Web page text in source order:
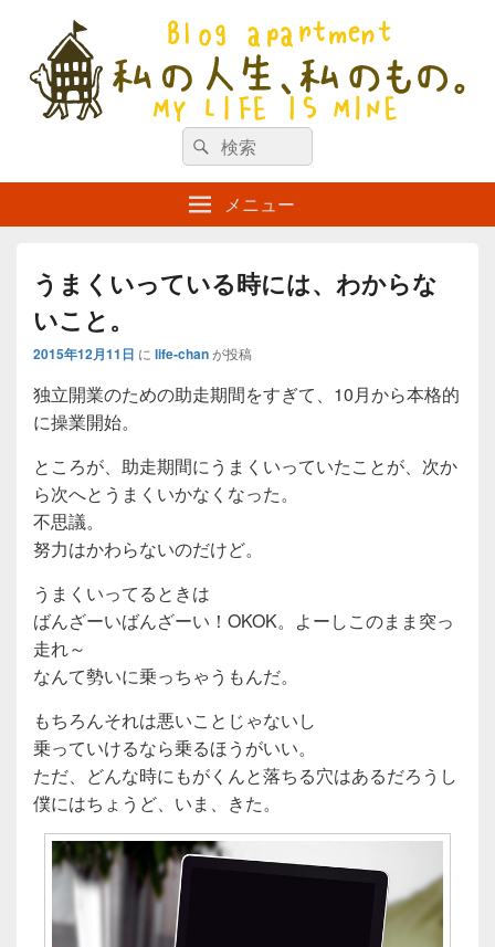
私の人生、私のもの。【新館】
検
索
対
象:
検
索
メニュー
うまくいっている時には、わからな
いこと。
2015年12月11日 に life-chanが投稿
独立開業のための助走期間をすぎて、10月から本格的
に操業開始。
ところが、助走期間にうまくいっていたことが、次か
ら次へとうまくいかなくなった。
不思議。
努力はかわらないのだけど。
うまくいってるときは
ばんざーいばんざーい！OKOK。よーしこのまま突っ
走れ～
なんて勢いに乗っちゃうもんだ。
もちろんそれは悪いことじゃないし
乗っていけるなら乗るほうがいい。
ただ、どんな時にもがくんと落ちる穴はあるだろうし
僕にはちょうど、いま、きた。